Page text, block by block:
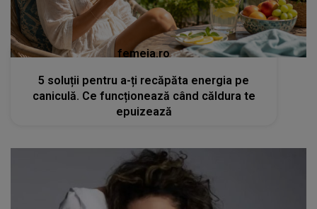
femeia.ro
5 soluții pentru a-ți recăpăta energia pe
caniculă. Ce funcționează când căldura te
epuizează